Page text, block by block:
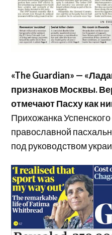
«The Guardian» —
признаков Москвы.
отмечают Пасху как
Прихожанка
православной
под руководством